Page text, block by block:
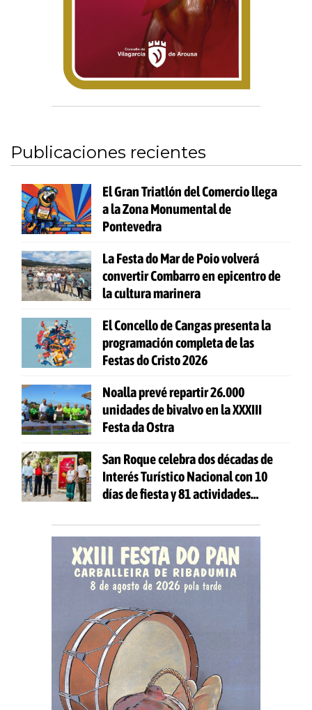
Publicaciones recientes
El Gran Triatlón del Comercio llega
a la Zona Monumental de
Pontevedra
La Festa do Mar de Poio volverá
convertir Combarro en epicentro de
la cultura marinera
El Concello de Cangas presenta la
programación completa de las
Festas do Cristo 2026
Noalla prevé repartir 26.000
unidades de bivalvo en la XXXIII
Festa da Ostra
San Roque celebra dos décadas de
Interés Turístico Nacional con 10
días de fiesta y 81 actividades